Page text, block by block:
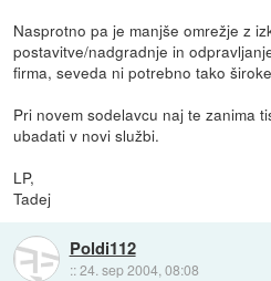
Nasprotno pa je manjše omrežje z
postavitve/nadgradnje in
firma, seveda ni potrebno tako
Pri novem sodelavcu naj te zanima
ubadati v novi službi.
LP,
Tadej
Poldi112
::24. sep 2004, 08:08